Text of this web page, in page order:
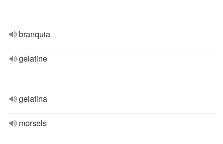
branquia
gelatine
gelatina
morsels